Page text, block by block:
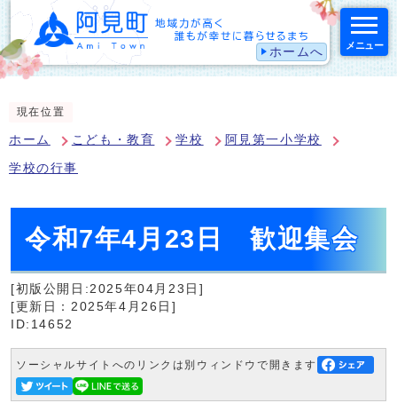
ホームへ メニュー
現在位置
ホーム こども・教育 学校 阿見第一小学校
学校の行事
令和7年4月23日 歓迎集会
[初版公開日:2025年04月23日]
[更新日：2025年4月26日]
ID:14652
ソーシャルサイトへのリンクは別ウィンドウで開きます